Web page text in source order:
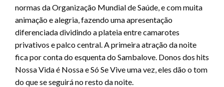
normas da Organização Mundial de Saúde, e com muita
animação e alegria, fazendo uma apresentação
diferenciada dividindo a plateia entre camarotes
privativos e palco central. A primeira atração da noite
fica por conta do esquenta do Sambalove. Donos dos hits
Nossa Vida é Nossa e Só Se Vive uma vez, eles dão o tom
do que se seguirá no resto da noite.